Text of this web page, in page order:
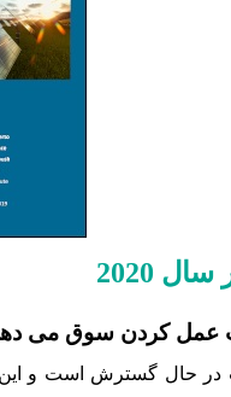
حال گسترش است و این